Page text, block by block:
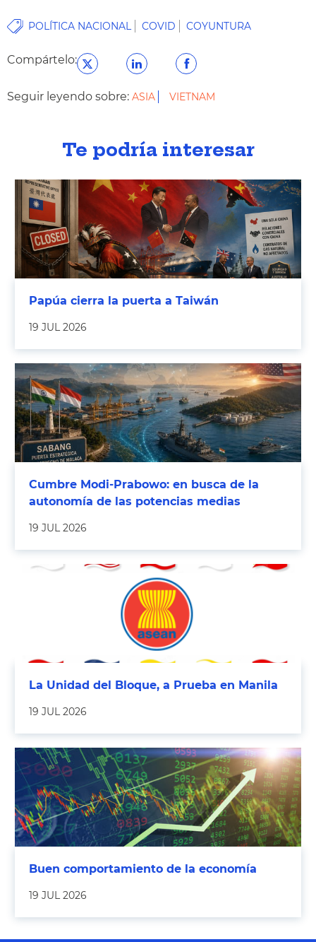
POLÍTICA NACIONAL COVID COYUNTURA
Compártelo:
Seguir leyendo sobre: ASIA VIETNAM
Te podría interesar
Papúa cierra la puerta a Taiwán
19 JUL 2026
Cumbre Modi-Prabowo: en busca de la
autonomía de las potencias medias
19 JUL 2026
La Unidad del Bloque, a Prueba en Manila
19 JUL 2026
Buen comportamiento de la economía
19 JUL 2026